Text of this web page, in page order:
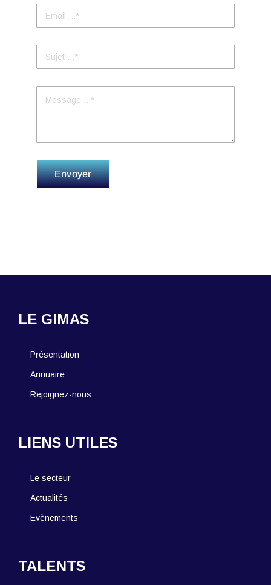
Envoyer
LE GIMAS
Présentation
Annuaire
Rejoignez-nous
LIENS UTILES
Le secteur
Actualités
Evènements
TALENTS